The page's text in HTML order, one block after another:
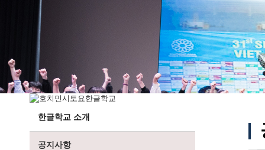
교직원현황
학생현황
위치/전화
전경사진
한글학교 소개
공지사항